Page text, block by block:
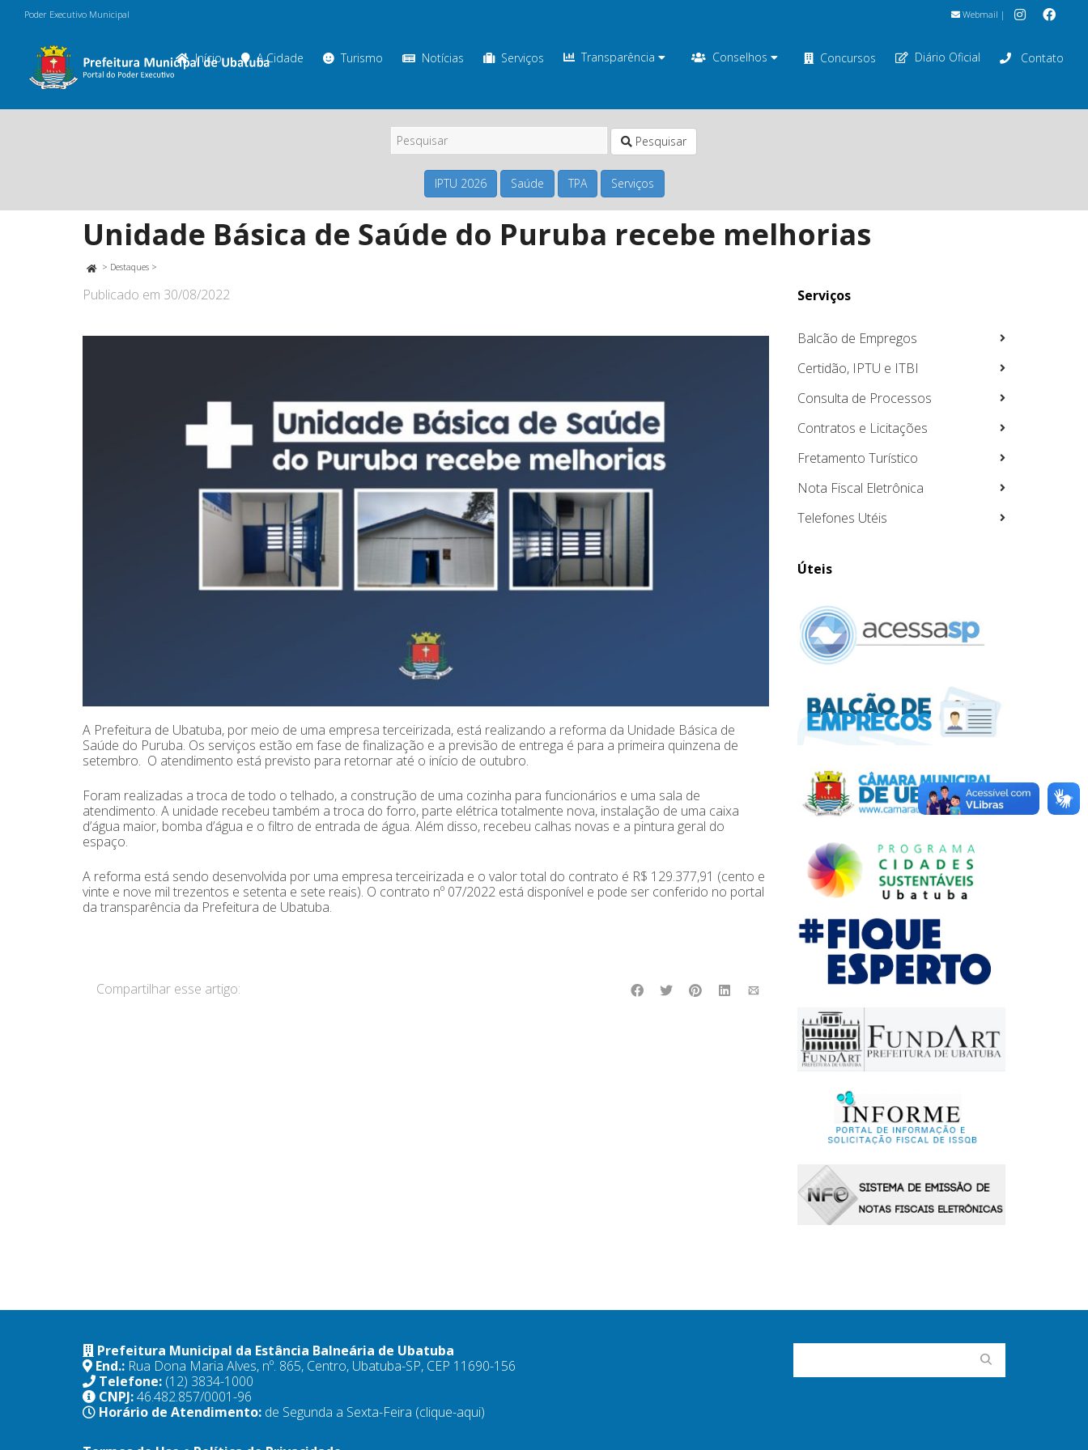
Poder Executivo Municipal Webmail |
Início A Cidade Turismo Notícias Serviços Transparência Conselhos Concursos Diário Oficial Contato
Pesquisar
IPTU 2026 Saúde TPA Serviços
Unidade Básica de Saúde do Puruba recebe melhorias
> Destaques >
Publicado em 30/08/2022
A Prefeitura de Ubatuba, por meio de uma empresa terceirizada, está realizando a reforma da Unidade Básica de
Saúde do Puruba. Os serviços estão em fase de finalização e a previsão de entrega é para a primeira quinzena de
setembro. O atendimento está previsto para retornar até o início de outubro.
Foram realizadas a troca de todo o telhado, a construção de uma cozinha para funcionários e uma sala de
atendimento. A unidade recebeu também a troca do forro, parte elétrica totalmente nova, instalação de uma caixa
d’água maior, bomba d’água e o filtro de entrada de água. Além disso, recebeu calhas novas e a pintura geral do
espaço.
A reforma está sendo desenvolvida por uma empresa terceirizada e o valor total do contrato é R$ 129.377,91 (cento e
vinte e nove mil trezentos e setenta e sete reais). O contrato nº 07/2022 está disponível e pode ser conferido no portal
da transparência da Prefeitura de Ubatuba.
Compartilhar esse artigo:
Serviços
Balcão de Empregos
Certidão, IPTU e ITBI
Consulta de Processos
Contratos e Licitações
Fretamento Turístico
Nota Fiscal Eletrônica
Telefones Utéis
Úteis
Prefeitura Municipal da Estância Balneária de Ubatuba
End.: Rua Dona Maria Alves, nº. 865, Centro, Ubatuba-SP, CEP 11690-156
Telefone: (12) 3834-1000
CNPJ:46.482.857/0001-96
Horário de Atendimento: de Segunda a Sexta-Feira (clique-aqui)